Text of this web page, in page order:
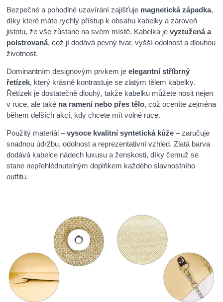
Bezpečné a pohodlné uzavírání zajišťuje magnetická západka,
díky které máte rychlý přístup k obsahu kabelky a zároveň
jistotu, že vše zůstane na svém místě. Kabelka jevyztužená a
polstrovaná, což jí dodává pevný tvar, vyšší odolnost a dlouhou
životnost.
Dominantním designovým prvkem jeelegantní stříbrný
řetízek, který krásně kontrastuje se zlatým tělem kabelky.
Řetízek je dostatečně dlouhý, takže kabelku můžete nosit nejen
v ruce, ale také na rameni nebo přes tělo, což oceníte zejména
během delších akcí, kdy chcete mít volné ruce.
Použitý materiál –vysoce kvalitní syntetická kůže – zaručuje
snadnou údržbu, odolnost a reprezentativní vzhled. Zlatá barva
dodává kabelce nádech luxusu a ženskosti, díky čemuž se
stane nepřehlédnutelným doplňkem každého slavnostního
outfitu.